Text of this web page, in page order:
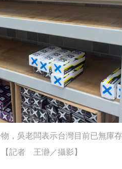
，吳老闆表示台灣目前已無庫
記者 王瀞／攝影】